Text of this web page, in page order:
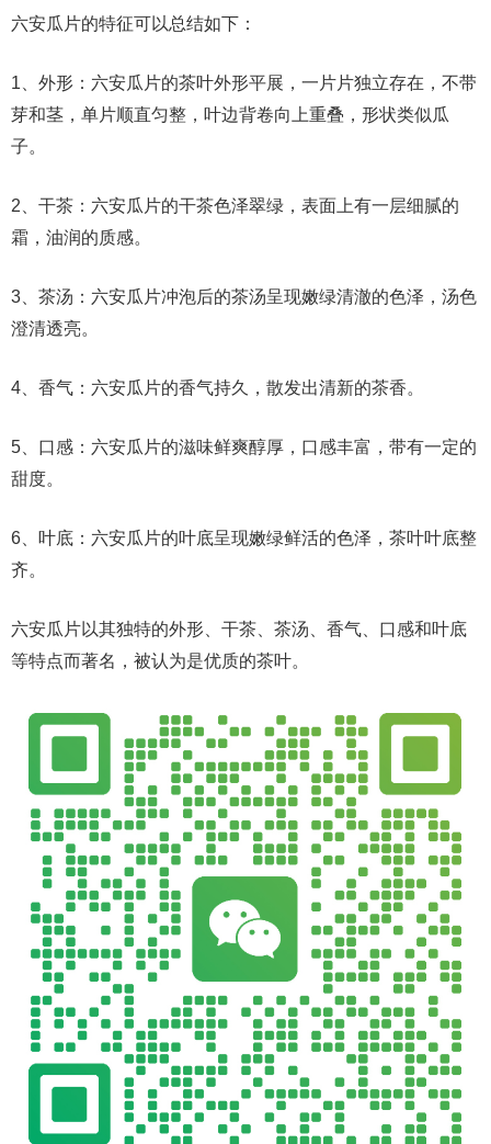
六安瓜片的特征可以总结如下：
1、外形：六安瓜片的茶叶外形平展，一片片独立存在，不带
芽和茎，单片顺直匀整，叶边背卷向上重叠，形状类似瓜
子。
2、干茶：六安瓜片的干茶色泽翠绿，表面上有一层细腻的
霜，油润的质感。
3、茶汤：六安瓜片冲泡后的茶汤呈现嫩绿清澈的色泽，汤色
澄清透亮。
4、香气：六安瓜片的香气持久，散发出清新的茶香。
5、口感：六安瓜片的滋味鲜爽醇厚，口感丰富，带有一定的
甜度。
6、叶底：六安瓜片的叶底呈现嫩绿鲜活的色泽，茶叶叶底整
齐。
六安瓜片以其独特的外形、干茶、茶汤、香气、口感和叶底
等特点而著名，被认为是优质的茶叶。